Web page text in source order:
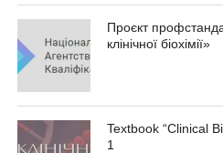
Проєкт
клінічної біохімії»
Textbook “Clinical
1